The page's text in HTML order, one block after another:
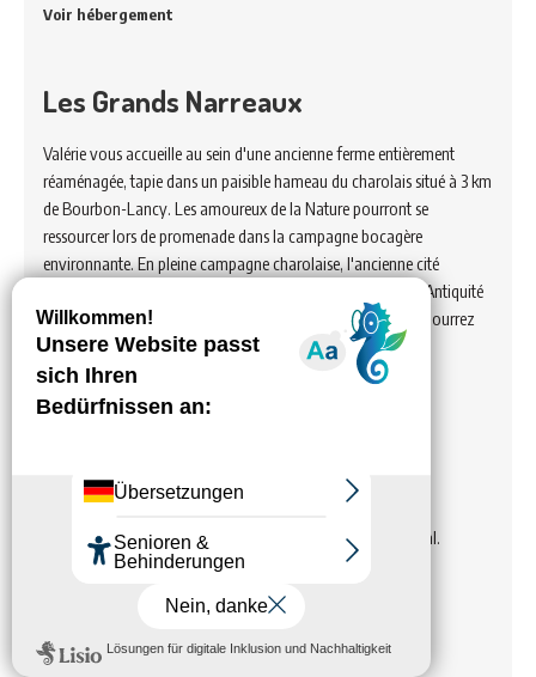
Voir hébergement
Les Grands Narreaux
Valérie vous accueille au sein d'une ancienne ferme entièrement
réaménagée, tapie dans un paisible hameau du charolais situé à 3 km
de Bourbon-Lancy. Les amoureux de la Nature pourront se
ressourcer lors de promenade dans la campagne bocagère
environnante. En pleine campagne charolaise, l'ancienne cité
médiévale de Bourbon-Lancy est une ville réputée depuis l'Antiquité
pour les bienfaits de ses différentes sources chaudes. Vous pourrez
également déambuler dans le vieux quartier…
Voir hébergement
Les Logis Bourbonniens N°1
Meublés de tourisme 2 étoiles près de l'établissement thermal.